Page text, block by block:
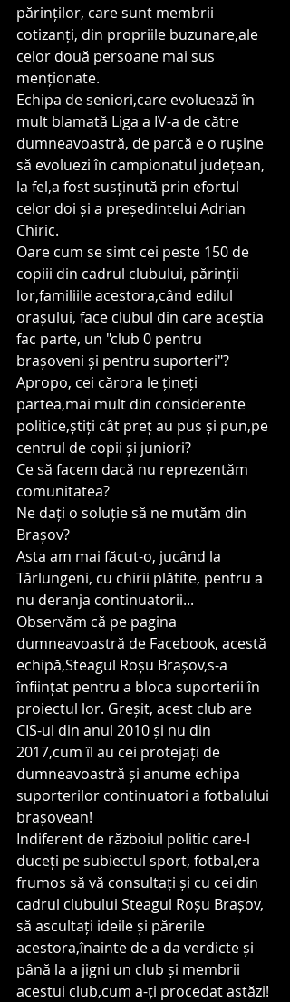
părinților, care sunt membrii
cotizanți, din propriile buzunare,ale
celor două persoane mai sus
menționate.
Echipa de seniori,care evoluează în
mult blamată Liga a IV-a de către
dumneavoastră, de parcă e o rușine
să evoluezi în campionatul județean,
la fel,a fost susținută prin efortul
celor doi și a președintelui Adrian
Chiric.
Oare cum se simt cei peste 150 de
copiii din cadrul clubului, părinții
lor,familiile acestora,când edilul
orașului, face clubul din care aceștia
fac parte, un "club 0 pentru
brașoveni și pentru suporteri"?
Apropo, cei cărora le țineți
partea,mai mult din considerente
politice,știți cât preț au pus și pun,pe
centrul de copii și juniori?
Ce să facem dacă nu reprezentăm
comunitatea?
Ne dați o soluție să ne mutăm din
Brașov?
Asta am mai făcut-o, jucând la
Tărlungeni, cu chirii plătite, pentru a
nu deranja continuatorii...
Observăm că pe pagina
dumneavoastră de Facebook, acestă
echipă,Steagul Roșu Brașov,s-a
înființat pentru a bloca suporterii în
proiectul lor. Greșit, acest club are
CIS-ul din anul 2010 și nu din
2017,cum îl au cei protejați de
dumneavoastră și anume echipa
suporterilor continuatori a fotbalului
brașovean!
Indiferent de războiul politic care-l
duceți pe subiectul sport, fotbal,era
frumos să vă consultați și cu cei din
cadrul clubului Steagul Roșu Brașov,
să ascultați ideile și părerile
acestora,înainte de a da verdicte și
până la a jigni un club și membrii
acestui club,cum a-ți procedat astăzi!